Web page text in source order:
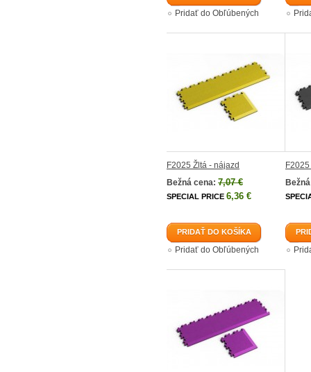
Pridať do Obľúbených
F2025 Žltá - nájazd
Bežná cena: 7,07 €
SPECIAL PRICE 6,36 €
PRIDAŤ DO KOŠÍKA
Pridať do Obľúbených